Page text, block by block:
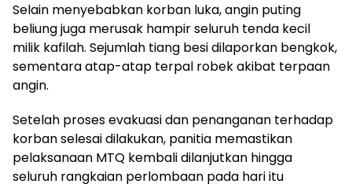
Selain menyebabkan korban luka, angin puting
beliung juga merusak hampir seluruh tenda kecil
milik kafilah. Sejumlah tiang besi dilaporkan bengkok,
sementara atap-atap terpal robek akibat terpaan
angin.
Setelah proses evakuasi dan penanganan terhadap
korban selesai dilakukan, panitia memastikan
pelaksanaan MTQ kembali dilanjutkan hingga
seluruh rangkaian perlombaan pada hari itu